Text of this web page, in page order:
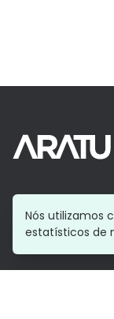
Nós utilizamos
estatísticos de